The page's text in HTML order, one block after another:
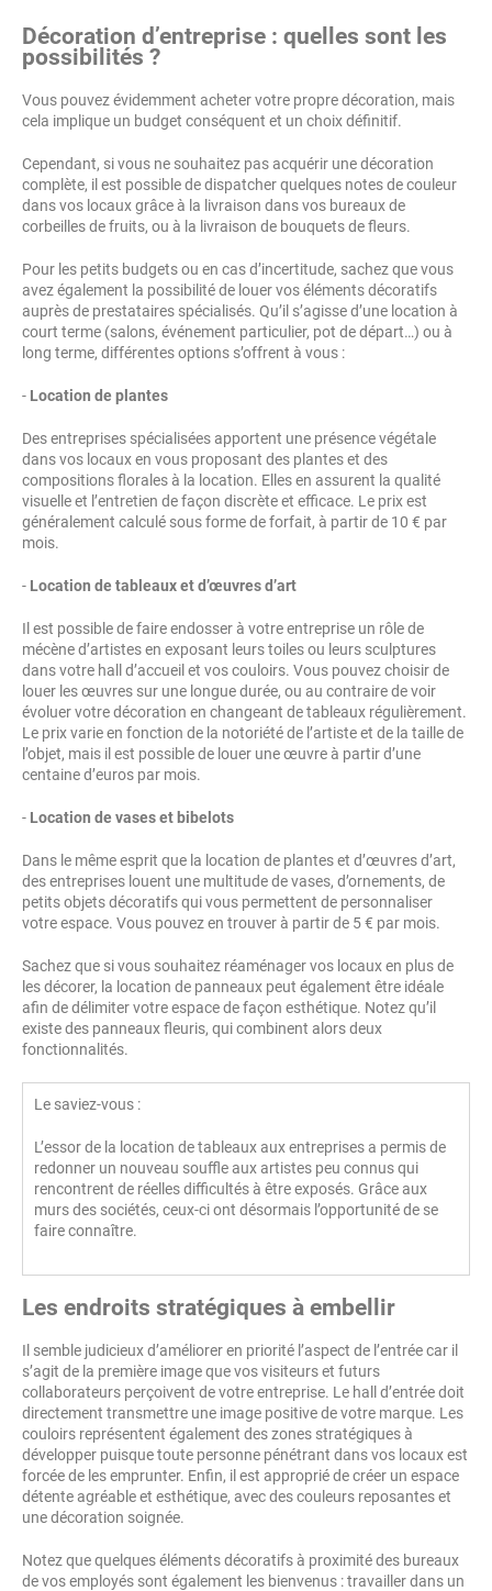
Décoration d’entreprise : quelles sont les
possibilités ?
Vous pouvez évidemment acheter votre propre décoration, mais
cela implique un budget conséquent et un choix définitif.
Cependant, si vous ne souhaitez pas acquérir une décoration
complète, il est possible de dispatcher quelques notes de couleur
dans vos locaux grâce à la livraison dans vos bureaux de
corbeilles de fruits, ou à la livraison de bouquets de fleurs.
Pour les petits budgets ou en cas d’incertitude, sachez que vous
avez également la possibilité de louer vos éléments décoratifs
auprès de prestataires spécialisés. Qu’il s’agisse d’une location à
court terme (salons, événement particulier, pot de départ…) ou à
long terme, différentes options s’offrent à vous :
- Location de plantes
Des entreprises spécialisées apportent une présence végétale
dans vos locaux en vous proposant des plantes et des
compositions florales à la location. Elles en assurent la qualité
visuelle et l’entretien de façon discrète et efficace. Le prix est
généralement calculé sous forme de forfait, à partir de 10 € par
mois.
- Location de tableaux et d’œuvres d’art
Il est possible de faire endosser à votre entreprise un rôle de
mécène d’artistes en exposant leurs toiles ou leurs sculptures
dans votre hall d’accueil et vos couloirs. Vous pouvez choisir de
louer les œuvres sur une longue durée, ou au contraire de voir
évoluer votre décoration en changeant de tableaux régulièrement.
Le prix varie en fonction de la notoriété de l’artiste et de la taille de
l’objet, mais il est possible de louer une œuvre à partir d’une
centaine d’euros par mois.
- Location de vases et bibelots
Dans le même esprit que la location de plantes et d’œuvres d’art,
des entreprises louent une multitude de vases, d’ornements, de
petits objets décoratifs qui vous permettent de personnaliser
votre espace. Vous pouvez en trouver à partir de 5 € par mois.
Sachez que si vous souhaitez réaménager vos locaux en plus de
les décorer, la location de panneaux peut également être idéale
afin de délimiter votre espace de façon esthétique. Notez qu’il
existe des panneaux fleuris, qui combinent alors deux
fonctionnalités.
Le saviez-vous :
L’essor de la location de tableaux aux entreprises a permis de
redonner un nouveau souffle aux artistes peu connus qui
rencontrent de réelles difficultés à être exposés. Grâce aux
murs des sociétés, ceux-ci ont désormais l’opportunité de se
faire connaître.
Les endroits stratégiques à embellir
Il semble judicieux d’améliorer en priorité l’aspect de l’entrée car il
s’agit de la première image que vos visiteurs et futurs
collaborateurs perçoivent de votre entreprise. Le hall d’entrée doit
directement transmettre une image positive de votre marque. Les
couloirs représentent également des zones stratégiques à
développer puisque toute personne pénétrant dans vos locaux est
forcée de les emprunter. Enfin, il est approprié de créer un espace
détente agréable et esthétique, avec des couleurs reposantes et
une décoration soignée.
Notez que quelques éléments décoratifs à proximité des bureaux
de vos employés sont également les bienvenus : travailler dans un